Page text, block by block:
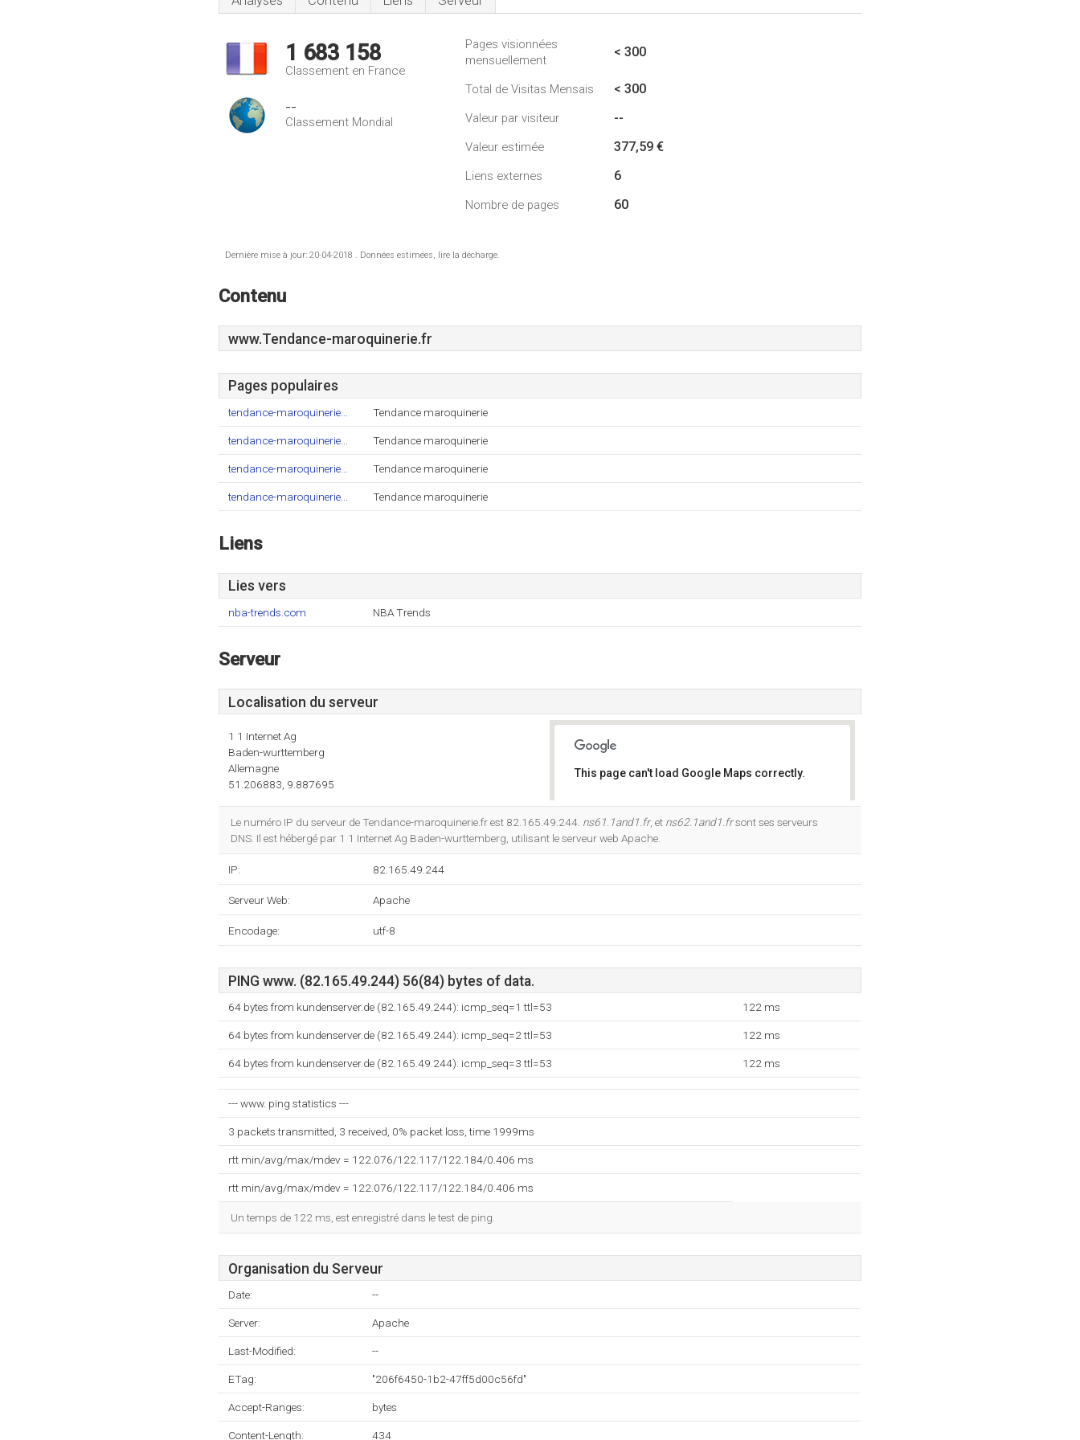
1 683 158
Classement en France
--
Classement Mondial
Pages visionnées
mensuellement
< 300
Total de Visitas Mensais < 300
Valeur par visiteur --
Valeur estimée 377,59 €
Liens externes 6
Nombre de pages 60
Dernière mise à jour: 20-04-2018 . Données estimées, lire la décharge.
Contenu
www.Tendance-maroquinerie.fr
Pages populaires
tendance-maroquinerie... Tendance maroquinerie
tendance-maroquinerie... Tendance maroquinerie
tendance-maroquinerie... Tendance maroquinerie
tendance-maroquinerie... Tendance maroquinerie
Liens
Lies vers
nba-trends.com NBA Trends
Serveur
Localisation du serveur
1 1 Internet Ag
Baden-wurttemberg
Allemagne
51.206883, 9.887695
This page can't load Google Maps correctly.
Do you own this website?
Le numéro IP du serveur de Tendance-maroquinerie.fr est 82.165.49.244. ns61.1and1.fr, et ns62.1and1.frsont ses serveurs
DNS. Il est hébergé par 1 1 Internet Ag Baden-wurttemberg, utilisant le serveur web Apache.
IP: 82.165.49.244
Serveur Web: Apache
Encodage: utf-8
PING www. (82.165.49.244) 56(84) bytes of data.
64 bytes from kundenserver.de (82.165.49.244): icmp_seq=1 ttl=53 122 ms
64 bytes from kundenserver.de (82.165.49.244): icmp_seq=2 ttl=53 122 ms
64 bytes from kundenserver.de (82.165.49.244): icmp_seq=3 ttl=53 122 ms
--- www. ping statistics ---
3 packets transmitted, 3 received, 0% packet loss, time 1999ms
rtt min/avg/max/mdev = 122.076/122.117/122.184/0.406 ms
rtt min/avg/max/mdev = 122.076/122.117/122.184/0.406 ms
Un temps de 122 ms, est enregistré dans le test de ping.
Organisation du Serveur
Date: --
Server: Apache
Last-Modified: --
ETag: "206f6450-1b2-47ff5d00c56fd"
Accept-Ranges: bytes
Content-Length: 434